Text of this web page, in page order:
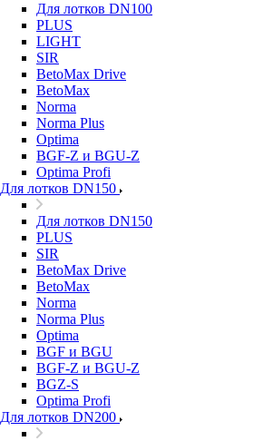
Для лотков DN100
PLUS
LIGHT
SIR
BetoMax Drive
BetoMax
Norma
Norma Plus
Optima
BGF-Z и BGU-Z
Optima Profi
Для лотков DN150
Для лотков DN150
PLUS
SIR
BetoMax Drive
BetoMax
Norma
Norma Plus
Optima
BGF и BGU
BGF-Z и BGU-Z
BGZ-S
Optima Profi
Для лотков DN200